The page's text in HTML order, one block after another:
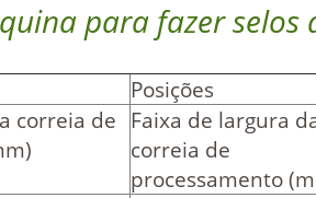
para fazer
Posições
correia de Faixa de largura
correia de
processamento